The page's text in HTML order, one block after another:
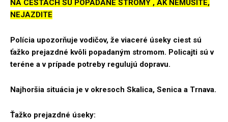
NA CESTÁCH SÚ POPADANÉ STROMY , AK NEMUSÍTE,
NEJAZDITE
Polícia upozorňuje vodičov, že viaceré úseky ciest sú
ťažko prejazdné kvôli popadaným stromom. Policajti sú v
teréne a v prípade potreby regulujú dopravu.
Najhoršia situácia je v okresoch Skalica, Senica a Trnava.
Ťažko prejazdné úseky: